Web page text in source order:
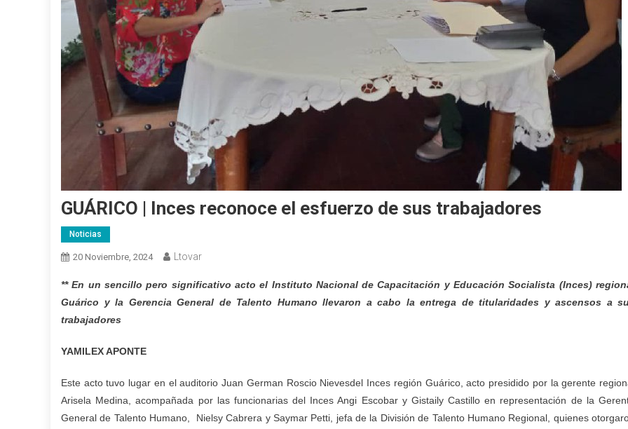
GUÁRICO | Inces reconoce el esfuerzo de sus trabajadores
Noticias
20 Noviembre, 2024 Ltovar
** En un sencillo pero significativo acto el Instituto Nacional de Capacitación y Educación Socialista (Inces)
Guárico y la Gerencia General de Talento Humano llevaron a cabo la entrega de titularidades y ascensos a
trabajadores
YAMILEX APONTE
Este acto tuvo lugar en el auditorio Juan German Roscio Nievesdel Inces región Guárico, acto presidido por la gerente
Arisela Medina, acompañada por las funcionarias del Inces Angi Escobar y Gistaily Castillo en representación de la
General de Talento Humano, Nielsy Cabrera y Saymar Petti, jefa de la División de Talento Humano Regional, quienes